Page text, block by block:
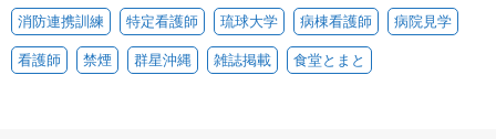
消防連携訓練 特定看護師 琉球大学 病棟看護師 病院見学
看護師 禁煙 群星沖縄 雑誌掲載 食堂とまと